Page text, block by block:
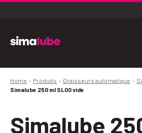
Home Produits Graisseurs automatique
Simalube 250 ml SL00 vide
Simalube